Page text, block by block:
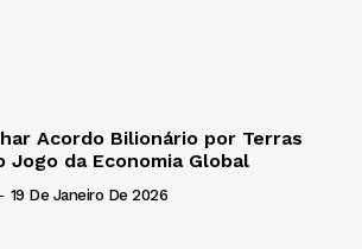
Acordo Bilionário por Terras
Jogo da Economia Global
- 19 De Janeiro De 2026